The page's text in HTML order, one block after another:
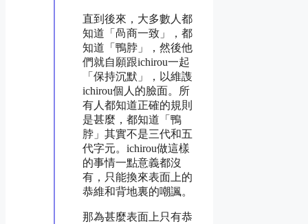
直到後來，大多數人都
知道「咼商一致」，都
知道「鴨脖」，然後他
們就自願跟ichirou一起
「保持沉默」，以維謢
ichirou個人的臉面。所
有人都知道正確的規則
是甚麼，都知道「鴨
脖」其實不是三代和五
代字元。ichirou做這樣
的事情一點意義都沒
有，只能換來表面上的
恭維和背地裏的嘲諷。
那為甚麼表面上只有恭